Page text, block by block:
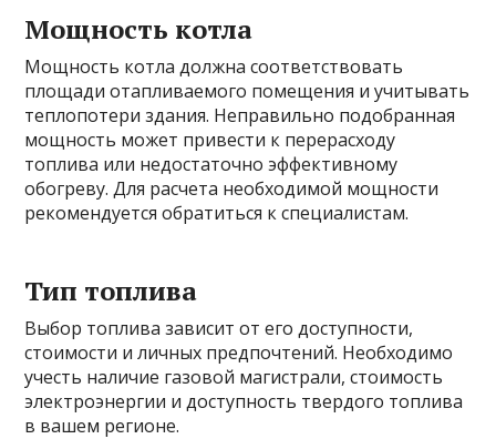
Мощность котла
Мощность котла должна соответствовать
площади отапливаемого помещения и учитывать
теплопотери здания. Неправильно подобранная
мощность может привести к перерасходу
топлива или недостаточно эффективному
обогреву. Для расчета необходимой мощности
рекомендуется обратиться к специалистам.
Тип топлива
Выбор топлива зависит от его доступности,
стоимости и личных предпочтений. Необходимо
учесть наличие газовой магистрали, стоимость
электроэнергии и доступность твердого топлива
в вашем регионе.